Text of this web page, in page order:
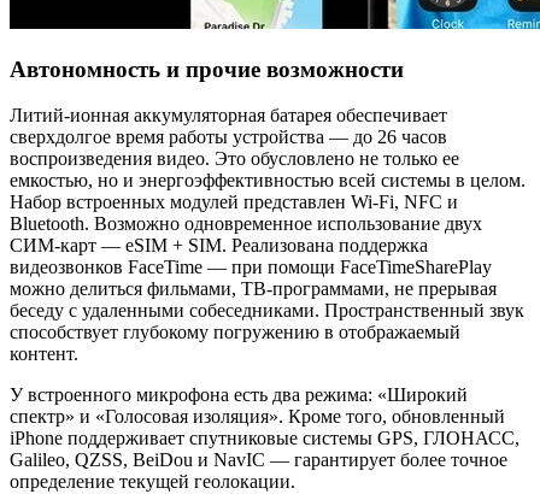
Автономность и прочие возможности
Литий-ионная аккумуляторная батарея обеспечивает
сверхдолгое время работы устройства — до 26 часов
воспроизведения видео. Это обусловлено не только ее
емкостью, но и энергоэффективностью всей системы в целом.
Набор встроенных модулей представлен Wi-Fi, NFC и
Bluetooth. Возможно одновременное использование двух
СИМ-карт — eSIM + SIM. Реализована поддержка
видеозвонков FaceTime — при помощи FaceTimeSharePlay
можно делиться фильмами, ТВ-программами, не прерывая
беседу с удаленными собеседниками. Пространственный звук
способствует глубокому погружению в отображаемый
контент.
У встроенного микрофона есть два режима: «Широкий
спектр» и «Голосовая изоляция». Кроме того, обновленный
iPhone поддерживает спутниковые системы GPS, ГЛОНАСС,
Galileo, QZSS, BeiDou и NavIC — гарантирует более точное
определение текущей геолокации.